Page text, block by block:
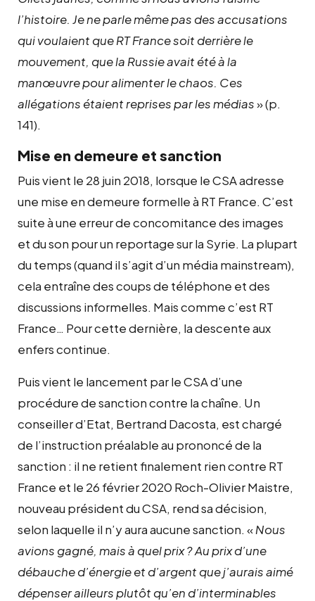
l’histoire. Je ne parle même pas des accusations
qui voulaient que RT France soit derrière le
mouvement, que la Russie avait été à la
manœuvre pour alimenter le chaos. Ces
allégations étaient reprises par les médias» (p.
141).
Mise en demeure et sanction
Puis vient le 28 juin 2018, lorsque le CSA adresse
une mise en demeure formelle à RT France. C’est
suite à une erreur de concomitance des images
et du son pour un reportage sur la Syrie. La plupart
du temps (quand il s’agit d’un média mainstream),
cela entraîne des coups de téléphone et des
discussions informelles. Mais comme c’est RT
France… Pour cette dernière, la descente aux
enfers continue.
Puis vient le lancement par le CSA d’une
procédure de sanction contre la chaîne. Un
conseiller d’Etat, Bertrand Dacosta, est chargé
de l’instruction préalable au prononcé de la
sanction : il ne retient finalement rien contre RT
France et le 26 février 2020 Roch-Olivier Maistre,
nouveau président du CSA, rend sa décision,
selon laquelle il n’y aura aucune sanction. «Nous
avions gagné, mais à quel prix ? Au prix d’une
débauche d’énergie et d’argent que j’aurais aimé
dépenser ailleurs plutôt qu’en d’interminables